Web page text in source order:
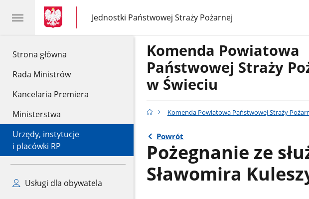
Strona główna
Rada Ministrów
Kancelaria Premiera
Ministerstwa
Urzędy, instytucje
i placówki RP
Usługi dla obywatela
gov.pl
gov.pl
Jednostki Państwowej Straży Pożarnej
gov.pl
Jednostki
Państwowej
Komenda Powiatowa
Państwowej Straży
w Świeciu
Komenda Powiatowa Państwowej Straży
Powrót
Pożegnanie ze
Sławomira